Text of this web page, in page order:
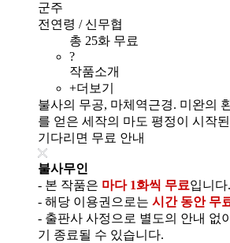
군주
전연령 / 신무협
총 25화 무료
?
작품소개
+더보기
불사의 무공, 마체역근경. 미완의
를 얻은 세작의 마도 평정이 시작
기다리면 무료 안내
불사무인
- 본 작품은 마다 1화씩 무료입니다.
- 해당 이용권으로는 시간 동안 무
- 출판사 사정으로 별도의 안내 없
기 종료될 수 있습니다.